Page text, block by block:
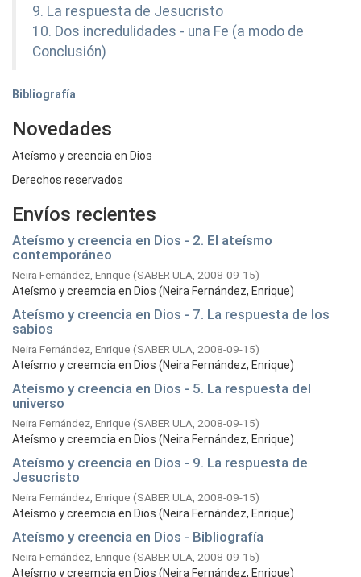
9. La respuesta de Jesucristo
10. Dos incredulidades - una Fe (a modo de
Conclusión)
Bibliografía
Novedades
Ateísmo y creencia en Dios
Derechos reservados
Envíos recientes
Ateísmo y creencia en Dios - 2. El ateísmo
contemporáneo
Neira Fernández, Enrique (SABER ULA, 2008-09-15)
Ateísmo y creemcia en Dios (Neira Fernández, Enrique)
Ateísmo y creencia en Dios - 7. La respuesta de los
sabios
Neira Fernández, Enrique (SABER ULA, 2008-09-15)
Ateísmo y creemcia en Dios (Neira Fernández, Enrique)
Ateísmo y creencia en Dios - 5. La respuesta del
universo
Neira Fernández, Enrique (SABER ULA, 2008-09-15)
Ateísmo y creemcia en Dios (Neira Fernández, Enrique)
Ateísmo y creencia en Dios - 9. La respuesta de
Jesucristo
Neira Fernández, Enrique (SABER ULA, 2008-09-15)
Ateísmo y creemcia en Dios (Neira Fernández, Enrique)
Ateísmo y creencia en Dios - Bibliografía
Neira Fernández, Enrique (SABER ULA, 2008-09-15)
Ateísmo y creemcia en Dios (Neira Fernández, Enrique)